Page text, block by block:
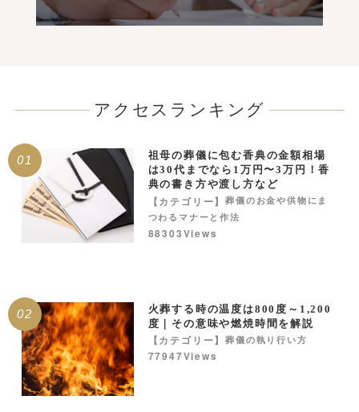
アクセスランキング
01
祖母の葬儀に包む香典の金額相場
は30代までなら1万円〜3万円！香
典の書き方や渡し方など
【カテゴリー】葬儀のお金や供物にま
つわるマナーと作法
88303Views
02
火葬する時の温度は800度～1,200
度｜その意味や燃焼時間を解説
【カテゴリー】葬儀の執り行い方
77947Views